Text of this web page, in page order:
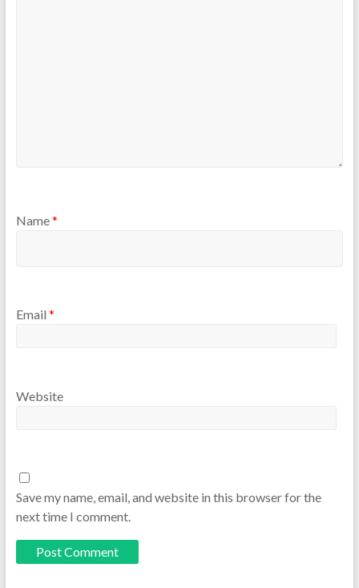
Name*
Email *
Website
Save my name, email, and website in this browser for the
next time I comment.